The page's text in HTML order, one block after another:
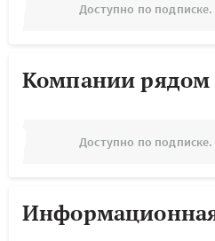
Доступно по подписке.
Компании рядом
Доступно по подписке.